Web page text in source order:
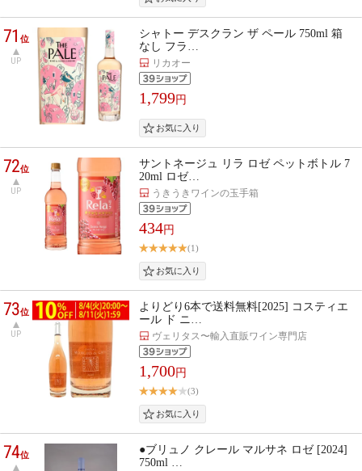
71位
UP
シャトー デスクラン ザ ペール 750ml 箱
なし フラ…
リカオー
1,799円
72位
UP
サントネージュ リラ ロゼ ペットボトル 7
20ml ロゼ…
うきうきワインの玉手箱
434円
(1)
73位
UP
よりどり6本で送料無料[2025] コスティエ
ール ド ニ…
ヴェリタス〜輸入直販ワイン専門店
1,700円
(3)
74位
●ブリュノ クレール マルサネ ロゼ [2024]
750ml …